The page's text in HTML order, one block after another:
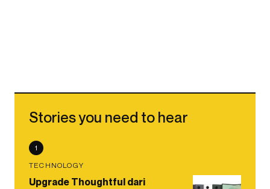
Stories you need to hear
1
TECHNOLOGY
Upgrade Thoughtful dari